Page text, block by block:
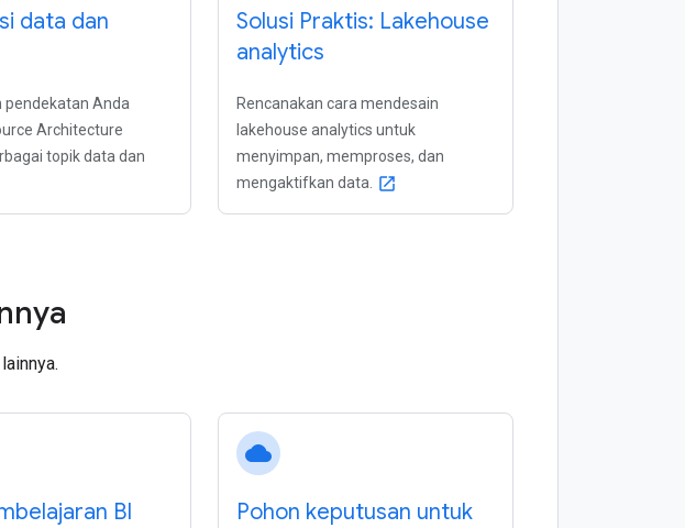
data dan
pendekatan Anda
Architecture
topik data dan
Solusi Praktis: Lakehouse
analytics
Rencanakan cara mendesain
lakehouse analytics untuk
menyimpan, memproses, dan
mengaktifkan data.
open_in_new
BI
cloud
Pohon keputusan untuk